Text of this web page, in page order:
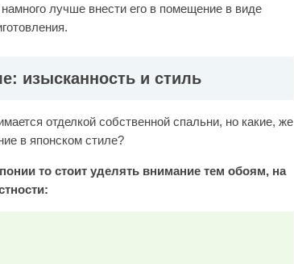
лучше внести его в помещение в виде
изысканность и стиль
отделкой собственной спальни, но какие, же
в японском стиле?
то стоит уделять внимание тем обоям, на